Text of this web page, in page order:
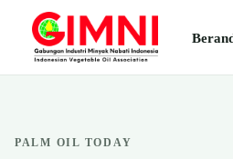
PALM OIL TODAY